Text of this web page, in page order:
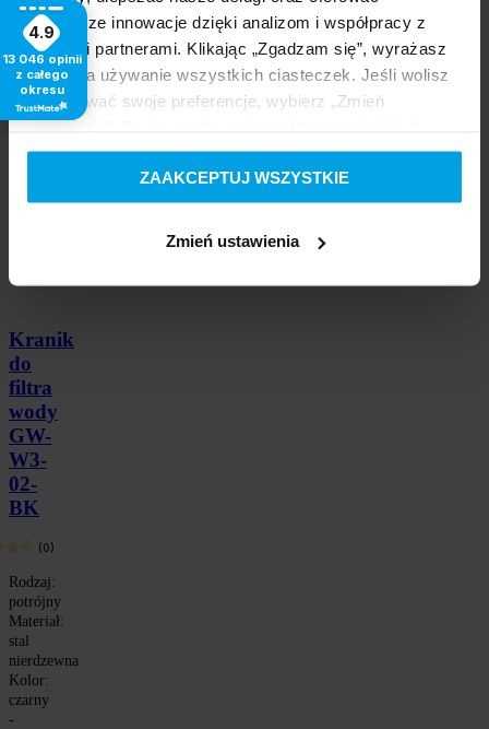
najnowsze innowacje dzięki analizom i współpracy z
naszymi partnerami. Klikając „Zgadzam się”, wyrażasz
zgodę na używanie wszystkich ciasteczek. Jeśli wolisz
dostosować swoje preferencje, wybierz „Zmień
ustawienia”. Swoją zgodę możesz łatwo zmienić lub
wycofać w dowolnym momencie, modyfikując ustawienia
ciasteczek w swojej przeglądarce.
ZAAKCEPTUJ WSZYSTKIE
Zmień ustawienia
szt.
Do
koszyka
Kranik
do
filtra
wody
GW-
W3-
02-
BK
(0)
Rodzaj:
potrójny
Materiał:
stal
nierdzewna
Kolor:
czarny
-
4.9
13 046 opinii
z całego
okresu